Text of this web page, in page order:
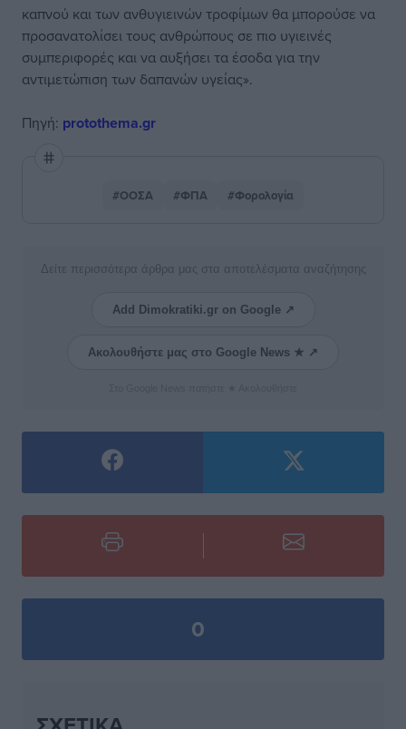
καπνού και των ανθυγιεινών τροφίμων θα μπορούσε να
προσανατολίσει τους ανθρώπους σε πιο υγιεινές
συμπεριφορές και να αυξήσει τα έσοδα για την
αντιμετώπιση των δαπανών υγείας».
Πηγή: protothema.gr
#ΟΟΣΑ #ΦΠΑ #Φορολογία
Δείτε περισσότερα άρθρα μας στα αποτελέσματα αναζήτησης
Add Dimokratiki.gr on Google ↗
Ακολουθήστε μας στο Google News ★ ↗
0